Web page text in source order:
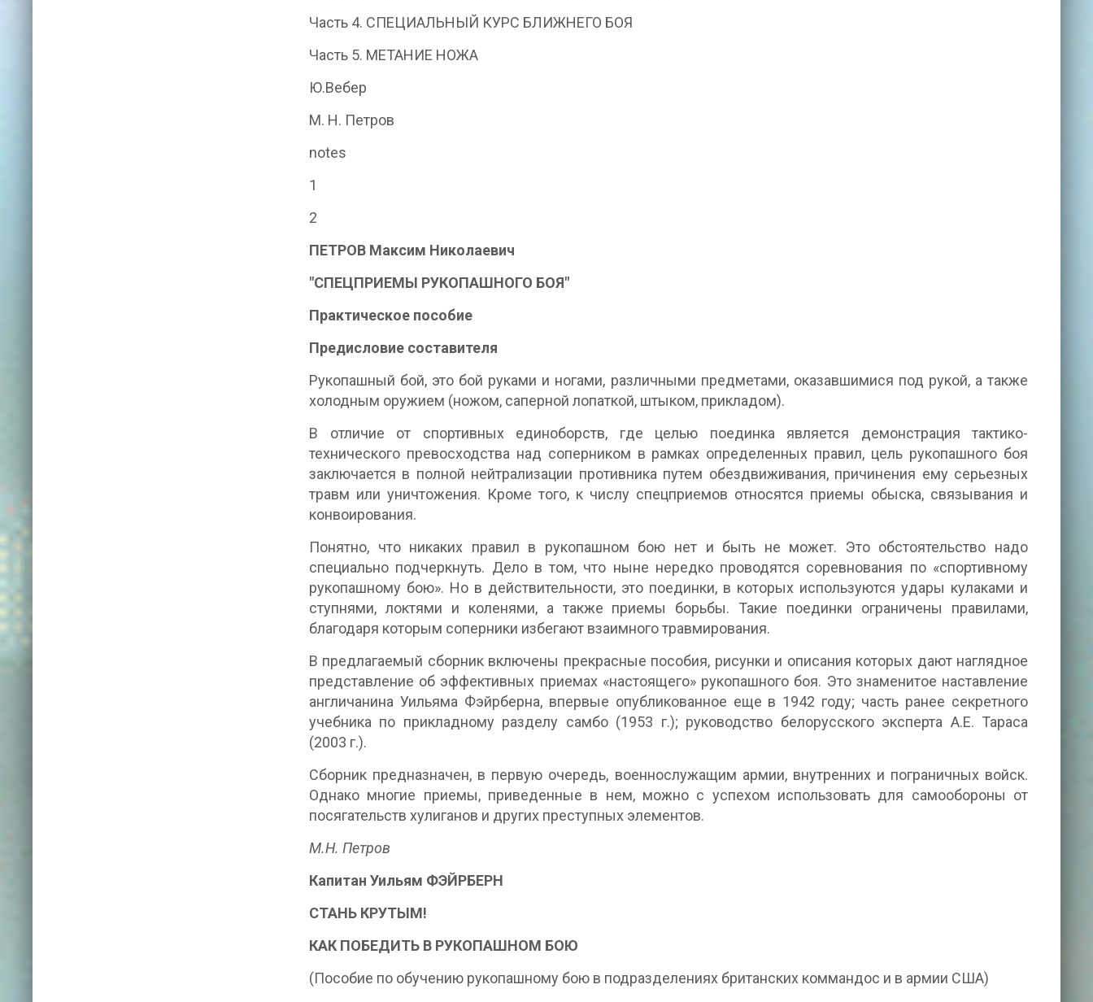
Часть 4. СПЕЦИАЛЬНЫЙ КУРС БЛИЖНЕГО БОЯ
Часть 5. МЕТАНИЕ НОЖА
Ю.Вебер
М. Н. Петров
notes
1
2
ПЕТРОВ Максим Николаевич
"СПЕЦПРИЕМЫ РУКОПАШНОГО БОЯ"
Практическое пособие
Предисловие составителя
Рукопашный бой, это бой руками и ногами, различными предметами, оказавшимися под рукой, а также
холодным оружием (ножом, саперной лопаткой, штыком, прикладом).
В отличие от спортивных единоборств, где целью поединка является демонстрация тактико-
технического превосходства над соперником в рамках определенных правил, цель рукопашного боя
заключается в полной нейтрализации противника путем обездвиживания, причинения ему серьезных
травм или уничтожения. Кроме того, к числу спецприемов относятся приемы обыска, связывания и
конвоирования.
Понятно, что никаких правил в рукопашном бою нет и быть не может. Это обстоятельство надо
специально подчеркнуть. Дело в том, что ныне нередко проводятся соревнования по «спортивному
рукопашному бою». Но в действительности, это поединки, в которых используются удары кулаками и
ступнями, локтями и коленями, а также приемы борьбы. Такие поединки ограничены правилами,
благодаря которым соперники избегают взаимного травмирования.
В предлагаемый сборник включены прекрасные пособия, рисунки и описания которых дают наглядное
представление об эффективных приемах «настоящего» рукопашного боя. Это знаменитое наставление
англичанина Уильяма Фэйрберна, впервые опубликованное еще в 1942 году; часть ранее секретного
учебника по прикладному разделу самбо (1953 г.); руководство белорусского эксперта А.Е. Тараса
(2003 г.).
Сборник предназначен, в первую очередь, военнослужащим армии, внутренних и пограничных войск.
Однако многие приемы, приведенные в нем, можно с успехом использовать для самообороны от
посягательств хулиганов и других преступных элементов.
М.Н. Петров
Капитан Уильям ФЭЙРБЕРН
СТАНЬ КРУТЫМ!
КАК ПОБЕДИТЬ В РУКОПАШНОМ БОЮ
(Пособие по обучению рукопашному бою в подразделениях британских коммандос и в армии США)